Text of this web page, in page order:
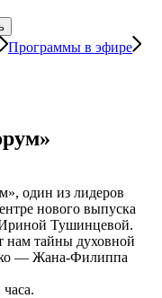
Программы в эфире
один из лидеров
нового выпуска
Ириной Тушинцевой.
тайны духовной
— Жана-Филиппа